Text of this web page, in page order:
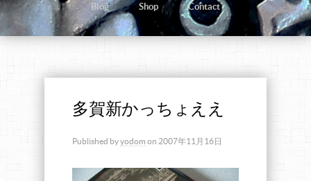
Blog Shop Contact
多賀新かっちょええ
Published byyodom on 2007年11月16日